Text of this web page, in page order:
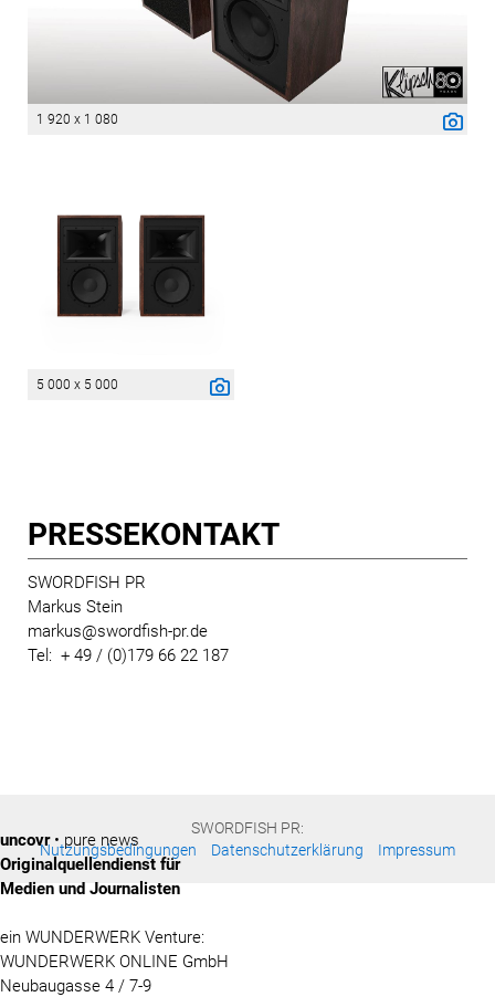
1 920 x 1 080
5 000 x 5 000
PRESSE­KONTAKT
SWORDFISH PR
Markus Stein
markus@swordfish-pr.de
Tel: + 49 / (0)179 66 22 187
SWORDFISH PR:
Nutzungsbedingungen
Datenschutzerklärung Impressum
uncovr• pure news
Originalquellendienst für
Medien und Journalisten
ein WUNDERWERK Venture:
WUNDERWERK ONLINE GmbH
Neubaugasse 4 / 7-9